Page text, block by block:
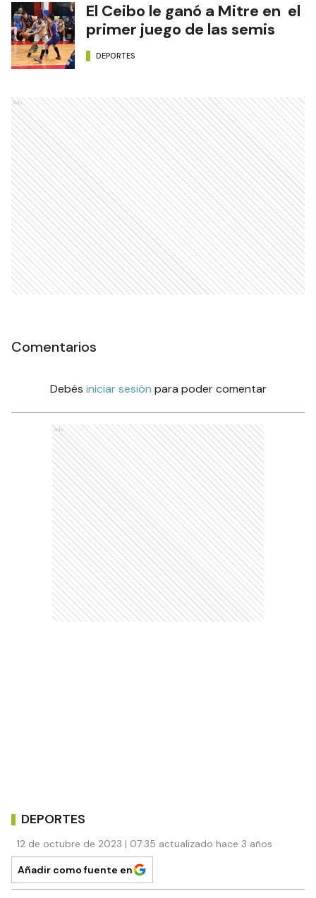
El Ceibo le ganó a Mitre en el
primer juego de las semis
DEPORTES
Ads
Comentarios
Debés iniciar sesión para poder comentar
Ads
DEPORTES
12 de octubre de 2023 | 07:35 actualizado hace 3 años
Añadir como fuente en